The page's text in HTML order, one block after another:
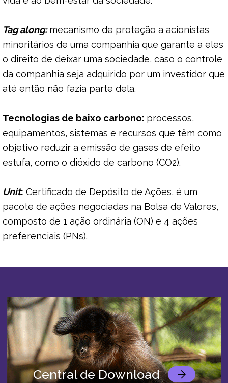
Tag along:mecanismo de proteção a acionistas
minoritários de uma companhia que garante a eles
o direito de deixar uma sociedade, caso o controle
da companhia seja adquirido por um investidor que
até então não fazia parte dela.
Tecnologias de baixo carbono: processos,
equipamentos, sistemas e recursos que têm como
objetivo reduzir a emissão de gases de efeito
estufa, como o dióxido de carbono (CO2).
Unit: Certificado de Depósito de Ações, é um
pacote de ações negociadas na Bolsa de Valores,
composto de 1 ação ordinária (ON) e 4 ações
preferenciais (PNs).
Central de Download